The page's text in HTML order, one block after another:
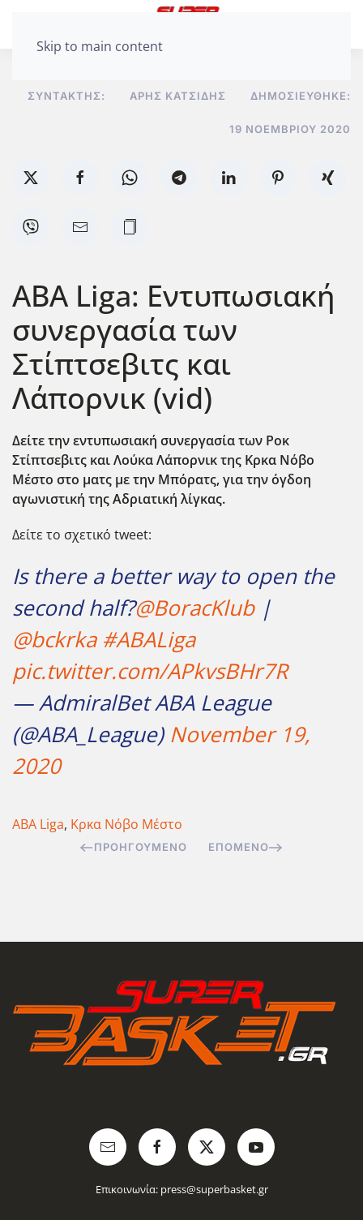
Skip to main content
ΣΥΝΤΆΚΤΗΣ: ΆΡΗΣ ΚΑΤΣΊΔΗΣ ΔΗΜΟΣΙΕΎΘΗΚΕ:
19 ΝΟΕΜΒΡΊΟΥ 2020
ABA Liga: Εντυπωσιακή
συνεργασία των
Στίπτσεβιτς και
Λάπορνικ (vid)
Δείτε την εντυπωσιακή συνεργασία των Ροκ
Στίπτσεβιτς και Λούκα Λάπορνικ της Κρκα Νόβο
Μέστο στο ματς με την Μπόρατς, για την όγδοη
αγωνιστική της Αδριατική λίγκας.
Δείτε το σχετικό tweet:
Is there a better way to open the
second half?@BoracKlub|
@bckrka #ABALiga
pic.twitter.com/APkvsBHr7R
— AdmiralBet ABA League
(@ABA_League) November 19,
2020
ABA Liga, Κρκα Νόβο Μέστο
ΠΡΟΗΓΟΎΜΕΝΟ ΕΠΌΜΕΝΟ
Επικοινωνία: press@superbasket.gr